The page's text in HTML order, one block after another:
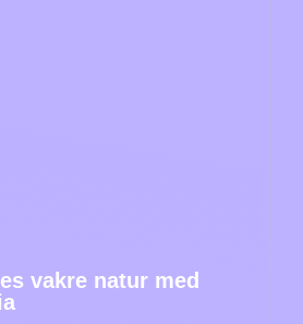
vakre natur med